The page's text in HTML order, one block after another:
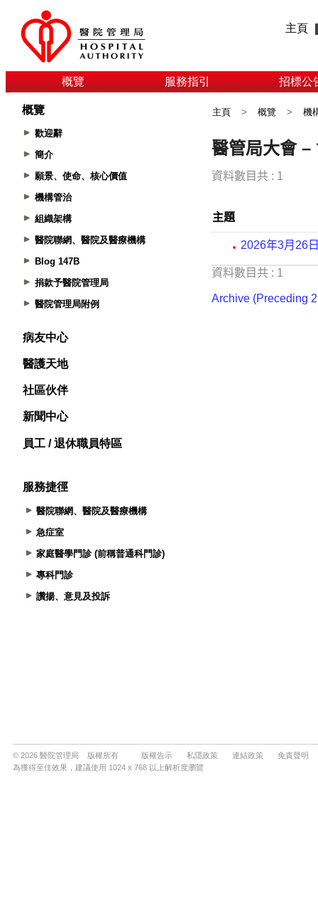
主頁
概覽 服務指引 招標公
概覽
歡迎辭
簡介
願景、使命、核心價值
機構管治
組織架構
醫院聯網、醫院及醫療機構
Blog 147B
捐款予醫院管理局
醫院管理局附例
病友中心
醫護天地
社區伙伴
新聞中心
員工 / 退休職員特區
服務捷徑
醫院聯網、醫院及醫療機構
急症室
家庭醫學門診 (前稱普通科門診)
專科門診
讚揚、意見及投訴
主頁 > 概覽 > 機
© 2026 醫院管理局 版權所有 版權告示 私隱政策 連結政策
免責聲明
為獲得至佳效果，建議使用 1024 x 768 以上解析度瀏覽